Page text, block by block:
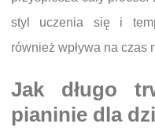
styl uczenia się i
również wpływa na czas
Jak długo
pianinie dla